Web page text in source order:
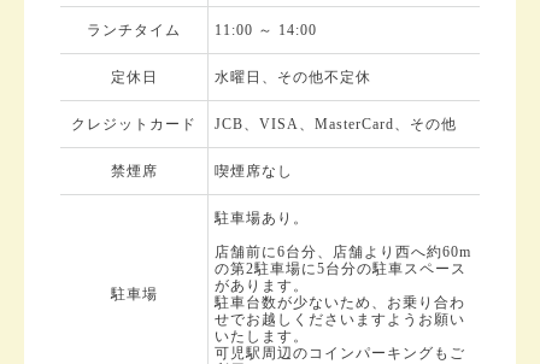
ランチタイム 11:00 ～ 14:00
定休日 水曜日、その他不定休
クレジットカード JCB、VISA、MasterCard、その他
禁煙席 喫煙席なし
駐車場
駐車場あり。
店舗前に6台分、店舗より西へ約60m
の第2駐車場に5台分の駐車スペース
があります。
駐車台数が少ないため、お乗り合わ
せでお越しくださいますようお願い
いたします。
可児駅周辺のコインパーキングもご